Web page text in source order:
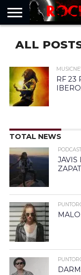
MUSICNEWS
FRAGMENTOS
ROCKERMX
BASEVARSOVIA
PUNTOROCK
ALL
RF 23
TOTAL NEWS